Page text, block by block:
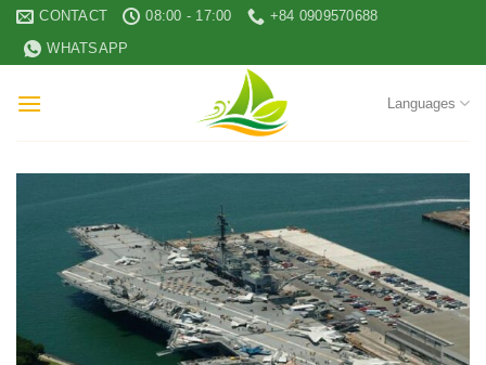
Skip
content
CONTACT 08:00 - 17:00
+84 0909570688
WHATSAPP
Languages